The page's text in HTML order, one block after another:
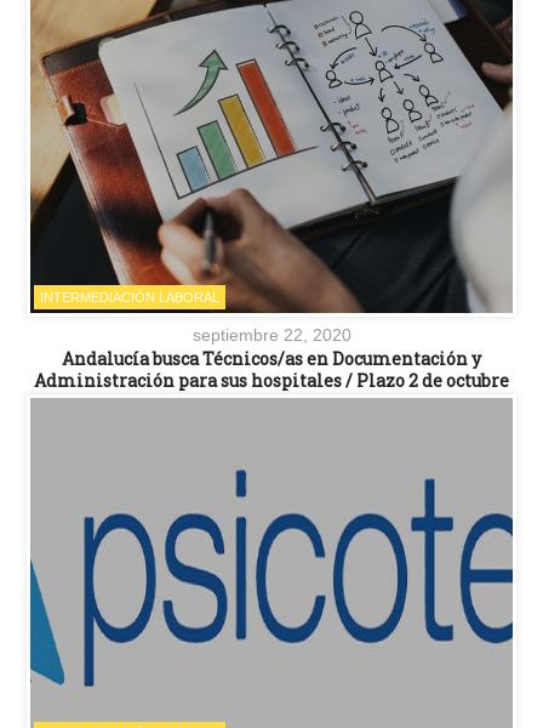
INTERMEDIACIÓN LABORAL
septiembre 22, 2020
Andalucía busca Técnicos/as en Documentación y
Administración para sus hospitales / Plazo 2 de octubre